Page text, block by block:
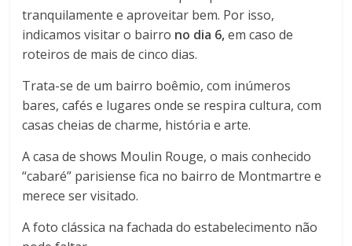
tranquilamente e aproveitar bem. Por isso,
indicamos visitar o bairro no dia 6,em caso de
roteiros de mais de cinco dias.
Trata-se de um bairro boêmio, com inúmeros
bares, cafés e lugares onde se respira cultura, com
casas cheias de charme, história e arte.
A casa de shows Moulin Rouge, o mais conhecido
“cabaré” parisiense fica no bairro de Montmartre e
merece ser visitado.
A foto clássica na fachada do estabelecimento não